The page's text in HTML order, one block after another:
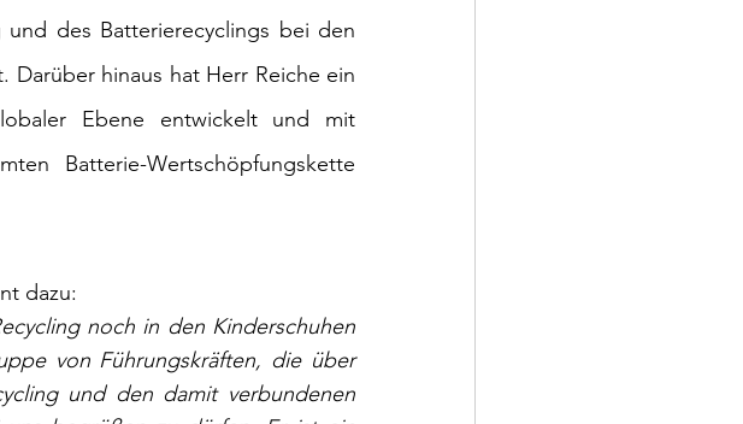
des Batterierecyclings bei den
Darüber hinaus hat Herr Reiche ein
Ebene entwickelt und mit
Batterie-Wertschöpfungskette
dazu:
noch in den Kinderschuhen
von Führungskräften, die über
und den damit verbundenen